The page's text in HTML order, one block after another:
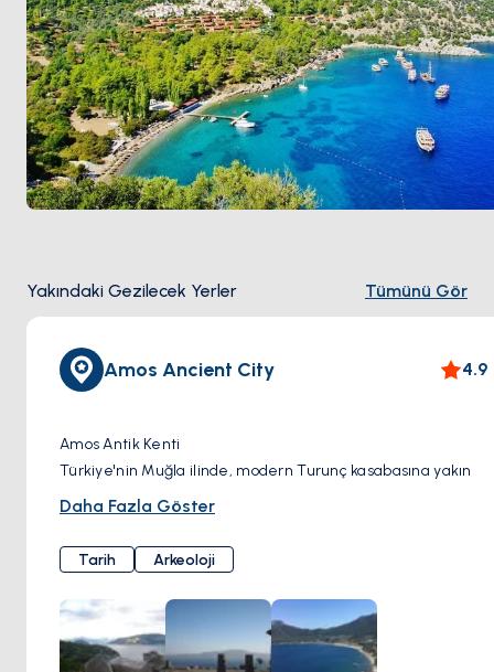
Yakındaki Gezilecek Yerler Tümünü Gör
Amos Ancient City 4.9
Amos Antik Kenti
Türkiye'nin Muğla ilinde, modern Turunç kasabasına yakın
bir konumda bulunan Amos, antik bir Karya yerleşimidir.
olması, doğal koruma sağlamış ve geçmişte önemli bir
ticaret merkezi haline gelmiştir.
Tarih: En eski buluntular Klasik döneme kadar uzanmasına
rağmen, Amos'un muhtemelen en çok Helenistik ve Roma
dönemlerinde geliştiği düşünülmektedir. Kent, Rodos
Daha Fazla Göster
Tarih Arkeoloji